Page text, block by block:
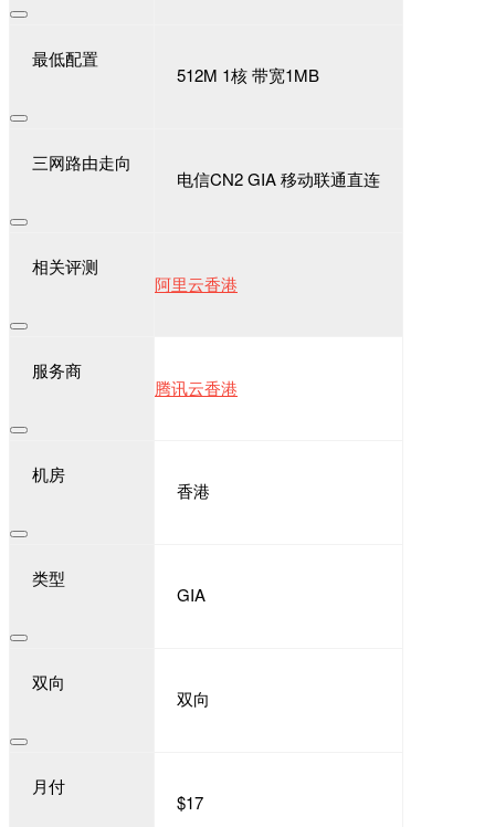
最低配置
512M 1核 带宽1MB
三网路由走向
电信CN2 GIA 移动联通直连
相关评测
阿里云香港
服务商
腾讯云香港
机房
香港
类型
GIA
双向
双向
月付
$17